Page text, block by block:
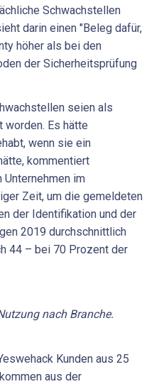
Schwachstellen
darin einen "Beleg dafür,
höher als bei den
der Sicherheitsprüfung
seien als
worden. Es hätte
wenn sie ein
kommentiert
im
Zeit, um die gemeldeten
der Identifikation und der
2019 durchschnittlich
44 – bei 70 Prozent der
nach Branche.
Kunden aus 25
aus der